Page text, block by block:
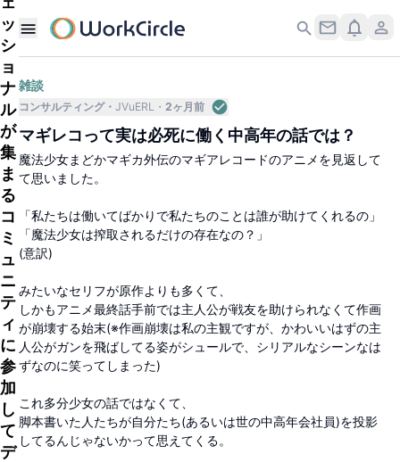
ッ
シ
ョ
ナ
ル
が
集
ま
る
コ
ミ
ュ
ニ
テ
ィ
に
参
加
し
て
デ
雑談
コンサルティング JVuERL 2ヶ月前
マギレコって実は必死に働く中高年の話では？
魔法少女まどかマギカ外伝のマギアレコードのアニメを見返して
て思いました。
「私たちは働いてばかりで私たちのことは誰が助けてくれるの」
「魔法少女は搾取されるだけの存在なの？」
(意訳)
みたいなセリフが原作よりも多くて、
しかもアニメ最終話手前では主人公が戦友を助けられなくて作画
が崩壊する始末(※作画崩壊は私の主観ですが、かわいいはずの主
人公がガンを飛ばしてる姿がシュールで、シリアルなシーンなは
ずなのに笑ってしまった)
これ多分少女の話ではなくて、
脚本書いた人たちが自分たち(あるいは世の中高年会社員)を投影
してるんじゃないかって思えてくる。